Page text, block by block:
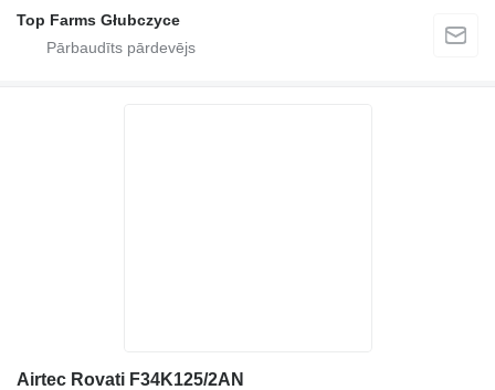
Top Farms Głubczyce
Airtec Rovati F34K125/2AN